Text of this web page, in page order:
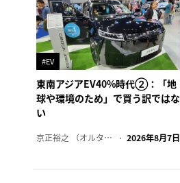
#EV
東南アジアEV40%時代②：「地
球や環境のため」で買う訳ではな
い
京正裕之 （オルタナ副編集長） 2026年8月7日